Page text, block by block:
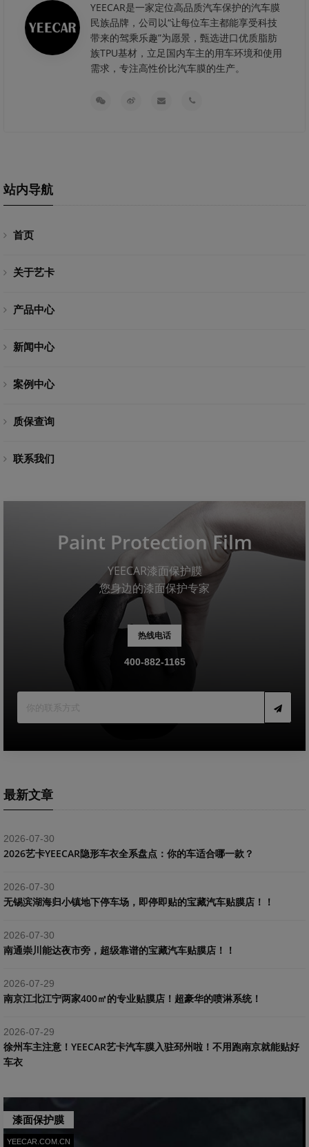
YEECAR是一家定位高品质汽车保护的汽车膜
民族品牌，公司以“让每位车主都能享受科技
带来的驾乘乐趣”为愿景，甄选进口优质脂肪
族TPU基材，立足国内车主的用车环境和使用
需求，专注高性价比汽车膜的生产。
站内导航
首页
关于艺卡
产品中心
新闻中心
案例中心
质保查询
联系我们
Paint Protection Film
YEECAR漆面保护膜
您身边的漆面保护专家
热线电话
400-882-1165
最新文章
2026-07-30
2026艺卡YEECAR隐形车衣全系盘点：你的车适合哪一款？
2026-07-30
​无锡滨湖海归小镇地下停车场，即停即贴的宝藏汽车贴膜店！！
2026-07-30
南通崇川能达夜市旁，超级靠谱的宝藏汽车贴膜店！！
2026-07-29
南京江北江宁两家400㎡的专业贴膜店！超豪华的喷淋系统！
2026-07-29
​徐州车主注意！YEECAR艺卡汽车膜入驻邳州啦！不用跑南京就能贴好
车衣
漆面保护膜
YEECAR.COM.CN